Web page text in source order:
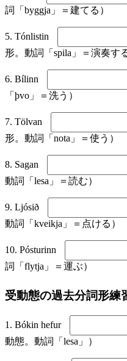
詞「byggja」＝建てる）
5. Tónlistin
形。動詞「spila」＝演奏す
6. Bílinn
「þvo」＝洗う）
7. Tölvan
形。動詞「nota」＝使う）
8. Sagan
動詞「lesa」＝読む）
9. Ljósið
動詞「kveikja」＝点ける）
10. Pósturinn
詞「flytja」＝運ぶ）
受動態の過去分詞形練
1. Bókin hefur
動態。動詞「lesa」）